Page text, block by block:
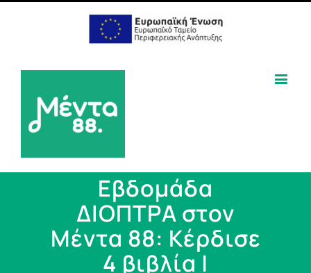
Εβδομάδα
ΔΙΟΠΤΡΑ στον
Μέντα 88: Κέρδισε
4 βιβλία |